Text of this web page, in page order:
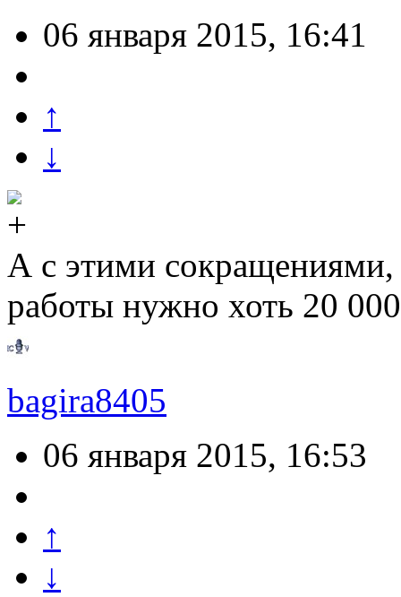
06 января 2015, 16:41
↑
↓
А с этими сокращениями,
работы нужно хоть 20
bagira8405
06 января 2015, 16:53
↑
↓